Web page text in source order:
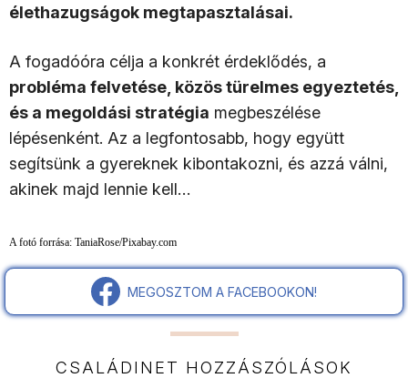
élethazugságok megtapasztalásai.
A fogadóóra célja a konkrét érdeklődés, a
probléma felvetése, közös türelmes egyeztetés,
és a megoldási stratégia megbeszélése
lépésenként. Az a legfontosabb, hogy együtt
segítsünk a gyereknek kibontakozni, és azzá válni,
akinek majd lennie kell…
A fotó forrása: TaniaRose/Pixabay.com
MEGOSZTOM A FACEBOOKON!
CSALÁDINET HOZZÁSZÓLÁSOK